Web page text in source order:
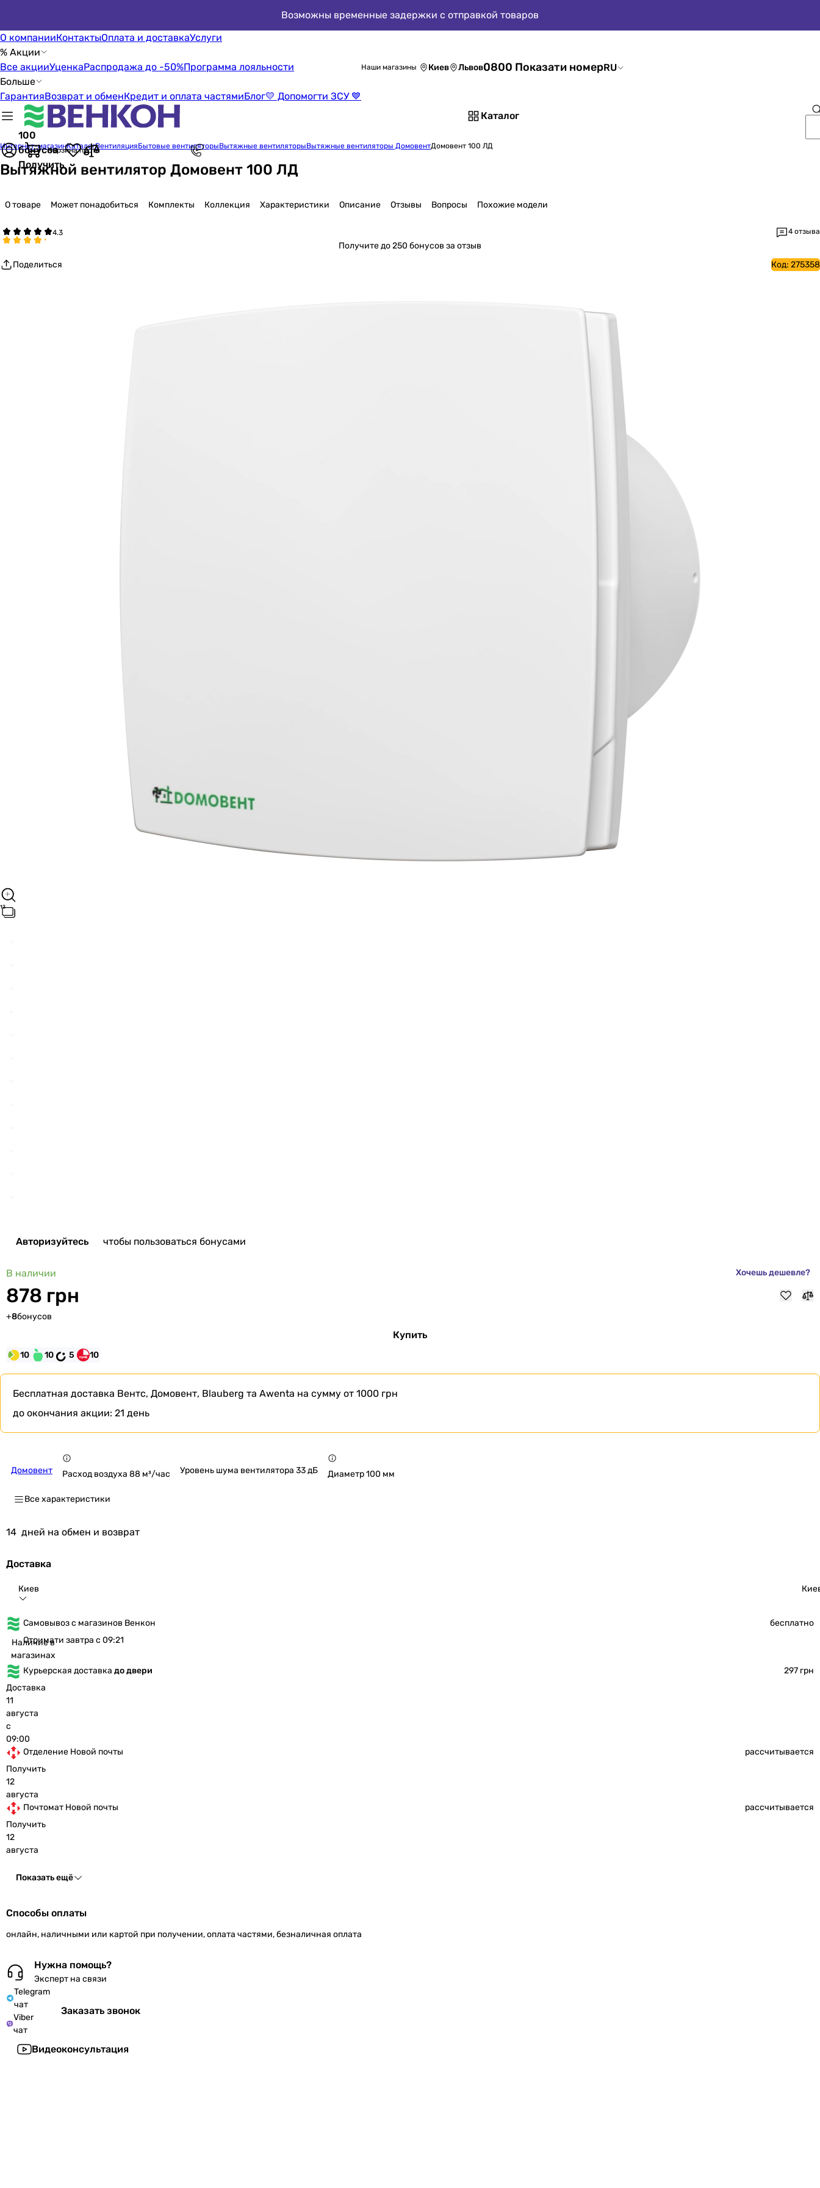
Возможны временные задержки с отправкой товаров
О компанииКонтактыОплата и доставкаУслуги
% Акции
Все акцииУценкаРаспродажа до -50%Программа лояльности
Больше
ГарантияВозврат и обменКредит и оплата частямиБлог💛 Допомогти ЗСУ 💙
Наши магазины Киев Львов0800 Показати номерRU
Каталог
100
бонусов
Получить
Корзина пуста
Интернет-магазинКаталогВентиляцияБытовые вентиляторыВытяжные вентиляторыВытяжные вентиляторы ДомовентДомовент 100 ЛД
Вытяжной вентилятор Домовент 100 ЛД
О товаре Может понадобиться Комплекты Коллекция Характеристики Описание Отзывы Вопросы Похожие модели
4 отзыва
Получитедо 250 бонусов за отзыв
Поделиться
Код: 275358
Авторизуйтесь чтобы пользоваться бонусами
В наличии Хочешь дешевле?
878 грн
+8бонусов
Купить
10 10 5 10
Бесплатная доставка Вентс, Домовент, Blauberg та Awenta на сумму от 1000 грн
до окончания акции: 21 день
Домовент Расход воздуха 88 м³/час Уровень шума вентилятора 33 дБ Диаметр 100 мм
Все характеристики
14 дней на обмен и возврат
Доставка
Киев
Самовывоз с магазинов Венкон
бесплатно
Наличие в
магазинах
Отримати завтра с 09:21
Курьерская доставка до двери
297 грн
Доставка
11
августа
с
09:00
Отделение Новой почты
рассчитывается
Получить
12
августа
Почтомат Новой почты
рассчитывается
Получить
12
августа
Показать ещё
Способы оплаты
онлайн, наличными или картой при получении, оплата частями, безналичная оплата
Нужна помощь?
Эксперт на связи
Telegram
чат
Viber
чат
Заказать звонок
Видеоконсультация